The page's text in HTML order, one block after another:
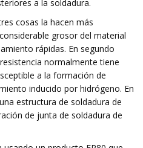
a la soldadura.
cosas la hacen más
grosor del material
rápidas. En segundo
normalmente tiene
a la formación de
inducido por hidrógeno. En
estructura de soldadura de
de junta de soldadura de